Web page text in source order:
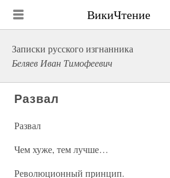
ВикиЧтение
Записки русского изгнанника
Беляев Иван Тимофеевич
Развал
Развал
Чем хуже, тем лучше…
Революционный принцип.